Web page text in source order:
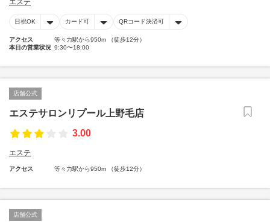
エステ
日祝OK カード可 QRコード決済可
アクセス
等々力駅から950m （徒歩12分）
本日の営業状況 9:30〜18:00
店舗公式
エステサロンリプール上野毛店
3.00
エステ
アクセス 等々力駅から950m （徒歩12分）
店舗公式